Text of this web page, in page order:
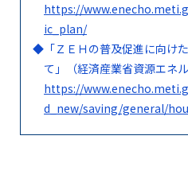
https://
ic_plan/
◆ 「ＺＥＨの普及促進に向け
て」（経済産業省資源エネル
https://
d_new/saving/general/